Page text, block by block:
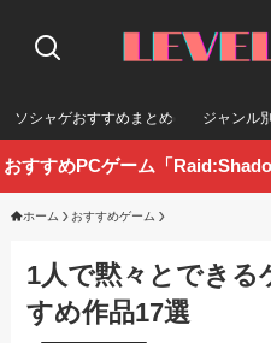
ソシャゲおすすめまとめ ジャンル
おすすめPCゲーム「
ホーム おすすめゲーム
1人で黙々とできる
すめ作品17選